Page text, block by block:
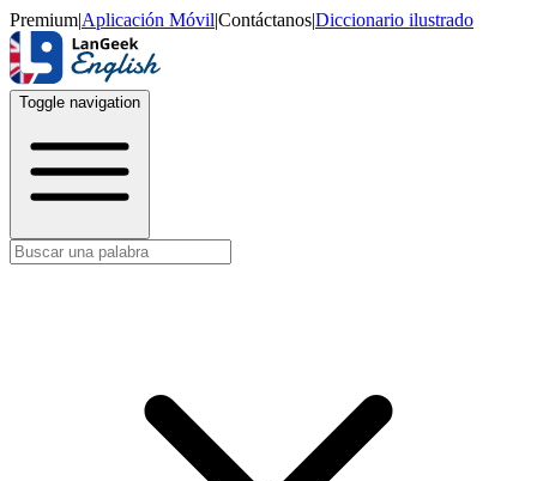
Premium|Aplicación Móvil|Contáctanos|Diccionario ilustrado
Toggle navigation